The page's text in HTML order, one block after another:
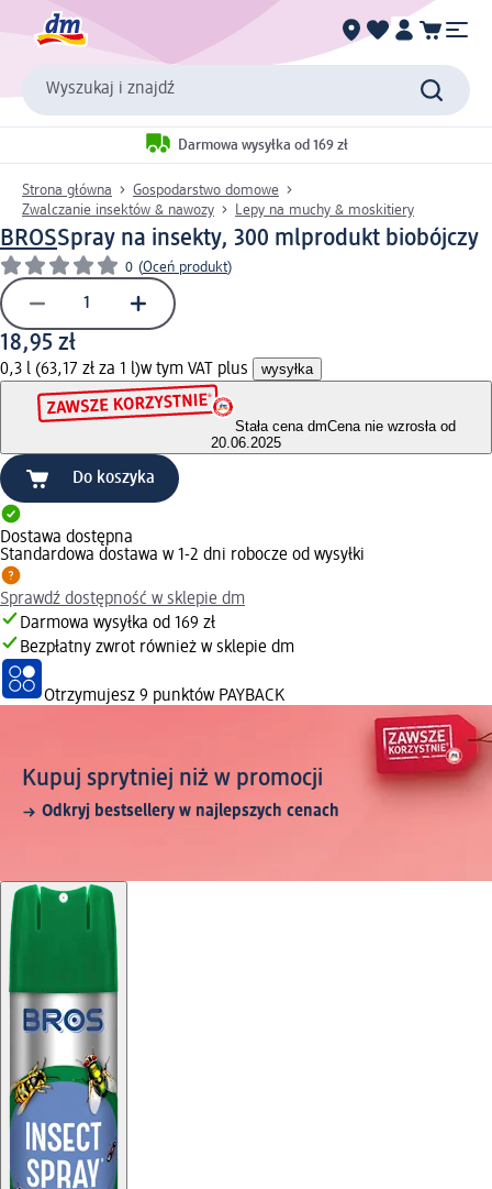
Wyszukaj i znajdź
Darmowa wysyłka od 169 zł
Strona główna
Gospodarstwo domowe
Zwalczanie insektów & nawozy
Lepy na muchy & moskitiery
BROSSpray na insekty, 300 mlprodukt biobójczy
0 (Oceń produkt)
18,95 zł
0,3 l (63,17 zł za 1 l)w tym VAT plus wysyłka
Stała cena dmCena nie wzrosła od
20.06.2025
Do koszyka
Dostawa dostępna
Standardowa dostawa w 1-2 dni robocze od wysyłki
Sprawdź dostępność w sklepie dm
Darmowa wysyłka od 169 zł
Bezpłatny zwrot również w sklepie dm
Otrzymujesz 9 punktów PAYBACK
Kupuj sprytniej niż w promocji
Odkryj bestsellery w najlepszych cenach